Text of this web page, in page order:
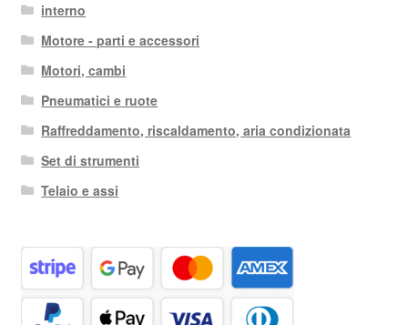
interno
Motore - parti e accessori
Motori, cambi
Pneumatici e ruote
Raffreddamento, riscaldamento, aria condizionata
Set di strumenti
Telaio e assi